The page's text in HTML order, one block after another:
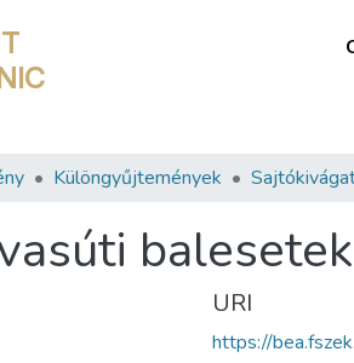
Különgyűjtemények
URI
https://